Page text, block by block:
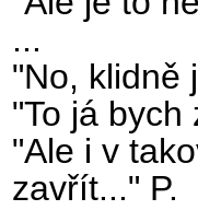
...
"No, klidně
"To já bych
"Ale i v
zavřít..." P.